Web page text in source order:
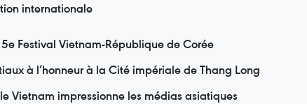
internationale
Festival Vietnam-République de Corée
à l’honneur à la Cité impériale de Thang Long
Vietnam impressionne les médias asiatiques